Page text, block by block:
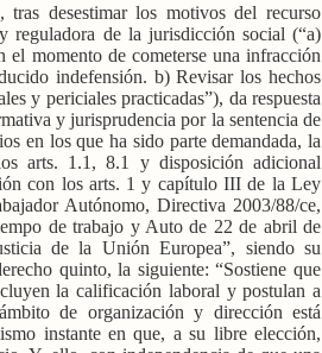
desestimar los motivos del recurso
reguladora de la jurisdicción social (“a)
el momento de cometerse una infracción
indefensión. b) Revisar los hechos
y periciales practicadas”), da respuesta
y jurisprudencia por la sentencia de
en los que ha sido parte demandada, la
arts. 1.1, 8.1 y disposición adicional
con los arts. 1 y capítulo III de la Ley
Autónomo, Directiva 2003/88/ce,
de trabajo y Auto de 22 de abril de
de la Unión Europea”, siendo su
quinto, la siguiente: “Sostiene que
la calificación laboral y postulan a
de organización y dirección está
instante en que, a su libre elección,